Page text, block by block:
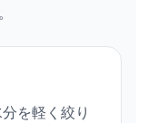
を軽く絞り